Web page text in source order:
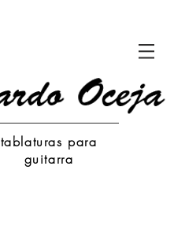
tablaturas para
guitarra